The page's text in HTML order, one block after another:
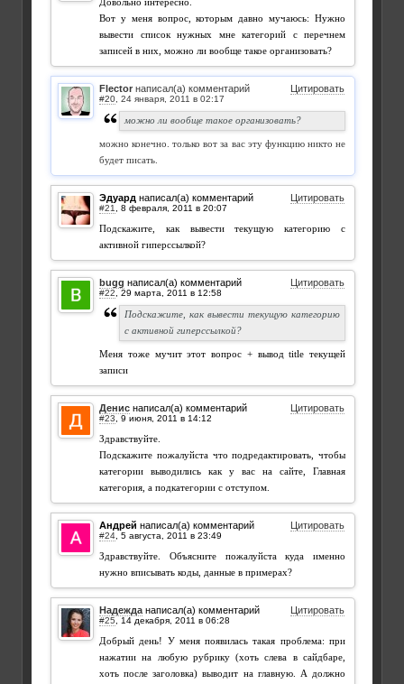
Вот у меня вопрос, которым давно мучаюсь: Нужно
вывести список нужных мне категорий с перечнем
записей в них, можно ли вообще такое организовать?
Flector написал(а) комментарий Цитировать
#20
можно ли вообще такое организовать?
можно конечно. только вот за вас эту функцию никто не
будет писать.
Эдуард написал(а) комментарий Цитировать
#21
Подскажите, как вывести текущую категорию с
активной гиперссылкой?
bugg написал(а) комментарий Цитировать
#22
Подскажите, как вывести текущую категорию
с активной гиперссылкой?
Меня тоже мучит этот вопрос + вывод title текущей
записи
Денис написал(а) комментарий Цитировать
#23
Здравствуйте.
Подскажите пожалуйста что подредактировать, чтобы
категории выводились как у вас на сайте, Главная
категория, а подкатегории с отступом.
Андрей написал(а) комментарий Цитировать
#24
Здравствуйте. Объясните пожалуйста куда именно
нужно вписывать коды, данные в примерах?
Надежда написал(а) комментарий Цитировать
#25
Добрый день! У меня появилась такая проблема: при
нажатии на любую рубрику (хоть слева в сайдбаре,
хоть после заголовка) выводит на главную. А должно